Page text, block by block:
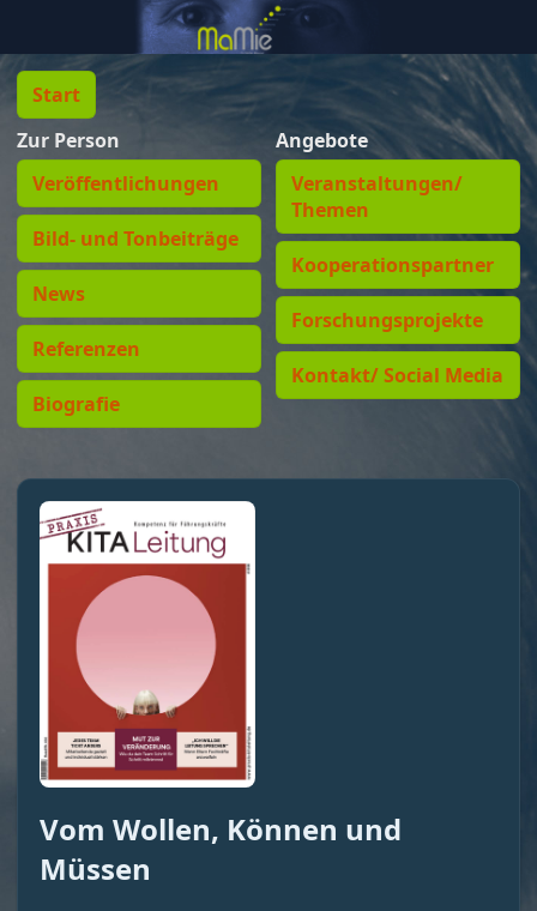
Start
Zur Person
Veröffentlichungen
Bild- und Tonbeiträge
News
Referenzen
Biografie
Angebote
Veranstaltungen/
Themen
Kooperationspartner
Forschungsprojekte
Kontakt/ Social Media
Vom Wollen, Können und
Müssen